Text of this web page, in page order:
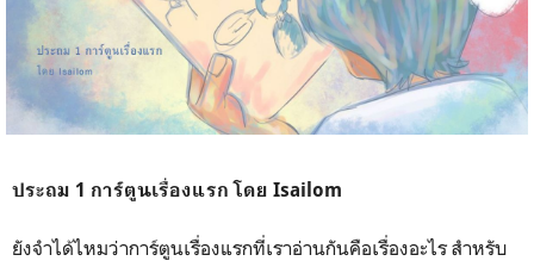
ประถม 1 การ์ตูนเรื่องแรก โดย Isailom
ยังจำได้ไหมว่าการ์ตูนเรื่องแรกที่เราอ่านกันคือเรื่องอะไร สำหรับ